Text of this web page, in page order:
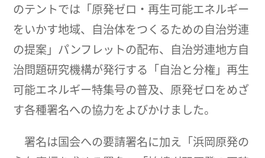
のテントでは「原発ゼロ・再生可能エネルギー
をいかす地域、自治体をつくるための自治労連
の提案」パンフレットの配布、自治労連地方自
治問題研究機構が発行する「自治と分権」再生
可能エネルギー特集号の普及、原発ゼロをめざ
す各種署名への協力をよびかけました。
署名は国会への要請署名に加え「浜岡原発の